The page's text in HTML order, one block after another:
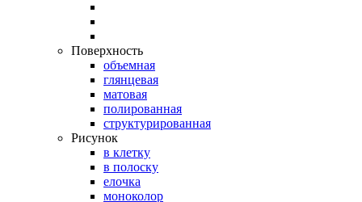
Поверхность
объемная
глянцевая
матовая
полированная
структурированная
Рисунок
в клетку
в полоску
елочка
моноколор